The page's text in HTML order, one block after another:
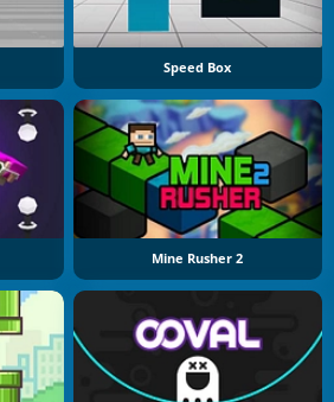
Speed Box
Mine Rusher 2